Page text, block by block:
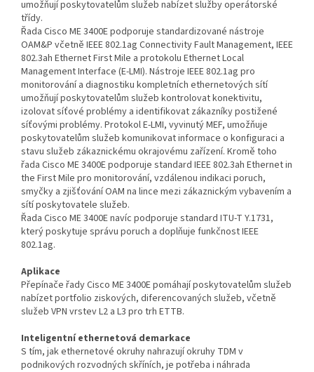
umožňují poskytovatelům služeb nabízet služby operátorské
třídy.
Řada Cisco ME 3400E podporuje standardizované nástroje
OAM&P včetně IEEE 802.1ag Connectivity Fault Management, IEEE
802.3ah Ethernet First Mile a protokolu Ethernet Local
Management Interface (E-LMI). Nástroje IEEE 802.1ag pro
monitorování a diagnostiku kompletních ethernetových sítí
umožňují poskytovatelům služeb kontrolovat konektivitu,
izolovat síťové problémy a identifikovat zákazníky postižené
síťovými problémy. Protokol E-LMI, vyvinutý MEF, umožňuje
poskytovatelům služeb komunikovat informace o konfiguraci a
stavu služeb zákaznickému okrajovému zařízení. Kromě toho
řada Cisco ME 3400E podporuje standard IEEE 802.3ah Ethernet in
the First Mile pro monitorování, vzdálenou indikaci poruch,
smyčky a zjišťování OAM na lince mezi zákaznickým vybavením a
sítí poskytovatele služeb.
Řada Cisco ME 3400E navíc podporuje standard ITU-T Y.1731,
který poskytuje správu poruch a doplňuje funkčnost IEEE
802.1ag.
Aplikace
Přepínače řady Cisco ME 3400E pomáhají poskytovatelům služeb
nabízet portfolio ziskových, diferencovaných služeb, včetně
služeb VPN vrstev L2 a L3 pro trh ETTB.
Inteligentní ethernetová demarkace
S tím, jak ethernetové okruhy nahrazují okruhy TDM v
podnikových rozvodných skříních, je potřeba i náhrada